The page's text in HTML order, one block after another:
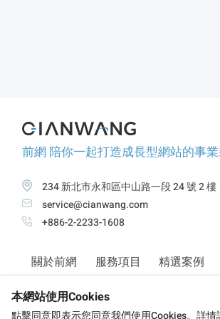
前網 陪你一起打造成長型網站的事
234 新北市永和區中山路一段 24 號 2 樓
service@cianwang.com
+886-2-2233-1608
關於前網 服務項目 精選案例
隱私政策
本網站使用Cookies
點擊同意即表示您同意我們使用Cookies。詳情